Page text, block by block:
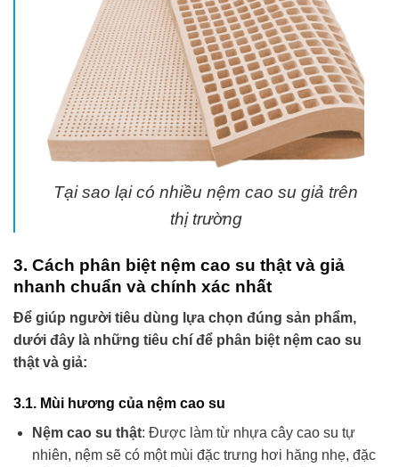
Tại sao lại có nhiều nệm cao su giả trên
thị trường
3. Cách phân biệt nệm cao su thật và giả
nhanh chuẩn và chính xác nhất
Để giúp người tiêu dùng lựa chọn đúng sản phẩm,
dưới đây là những tiêu chí để phân biệt nệm cao su
thật và giả:
3.1. Mùi hương của nệm cao su
Nệm cao su thật: Được làm từ nhựa cây cao su tự
nhiên, nệm sẽ có một mùi đặc trưng hơi hăng nhẹ, đặc